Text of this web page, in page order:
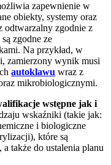
zapewnienie w
obiekty, systemy oraz
odtwarzalny zgodnie z
zgodne ze
Na przykład, w
zamierzony wynik musi
autoklawu wraz z
mikrobiologicznymi.
wstępne jak i
wskaźniki (takie jak:
i biologiczne
które są
także do ustalenia planu